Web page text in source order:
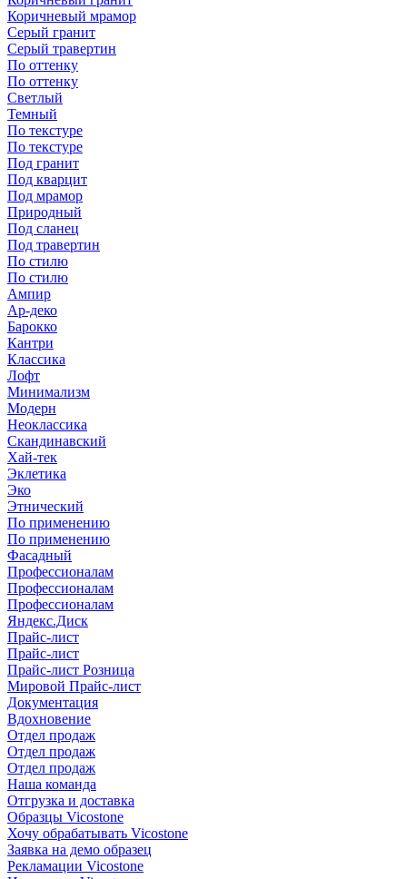
Коричневый мрамор
Серый гранит
Серый травертин
По оттенку
По оттенку
Светлый
Темный
По текстуре
По текстуре
Под гранит
Под кварцит
Под мрамор
Природный
Под сланец
Под травертин
По стилю
По стилю
Ампир
Ар-деко
Барокко
Кантри
Классика
Лофт
Минимализм
Модерн
Неоклассика
Скандинавский
Хай-тек
Эклетика
Эко
Этнический
По применению
По применению
Фасадный
Профессионалам
Профессионалам
Профессионалам
Яндекс.Диск
Прайс-лист
Прайс-лист
Прайс-лист Розница
Мировой Прайс-лист
Документация
Вдохновение
Отдел продаж
Отдел продаж
Отдел продаж
Наша команда
Отгрузка и доставка
Образцы Vicostone
Хочу обрабатывать Vicostone
Заявка на демо образец
Рекламации Vicostone